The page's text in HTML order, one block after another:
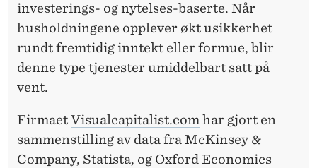
investerings- og nytelses-baserte. Når
husholdningene opplever økt usikkerhet
rundt fremtidig inntekt eller formue, blir
denne type tjenester umiddelbart satt på
vent.
FirmaetVisualcapitalist.com har gjort en
sammenstilling av data fra McKinsey &
Company, Statista, og Oxford Economics